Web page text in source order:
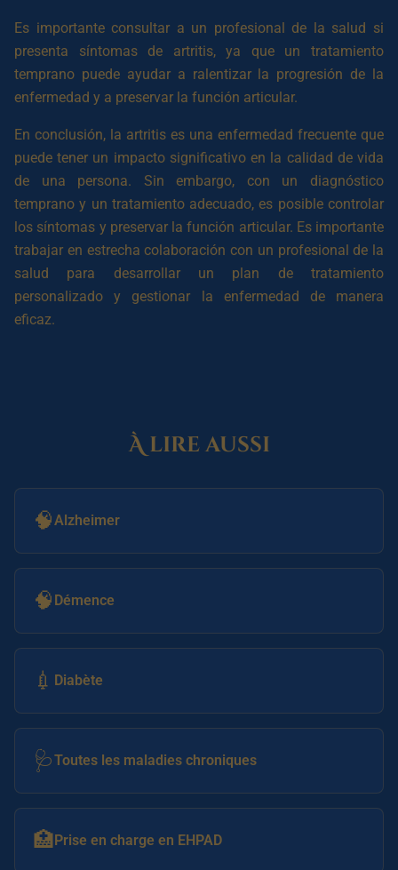
Es importante consultar a un profesional de la salud si
presenta síntomas de artritis, ya que un tratamiento
temprano puede ayudar a ralentizar la progresión de la
enfermedad y a preservar la función articular.
En conclusión, la artritis es una enfermedad frecuente que
puede tener un impacto significativo en la calidad de vida
de una persona. Sin embargo, con un diagnóstico
temprano y un tratamiento adecuado, es posible controlar
los síntomas y preservar la función articular. Es importante
trabajar en estrecha colaboración con un profesional de la
salud para desarrollar un plan de tratamiento
personalizado y gestionar la enfermedad de manera
eficaz.
À lire aussi
🧠Alzheimer
🧠 Démence
💉 Diabète
🩺Toutes les maladies chroniques
🏥Prise en charge en EHPAD